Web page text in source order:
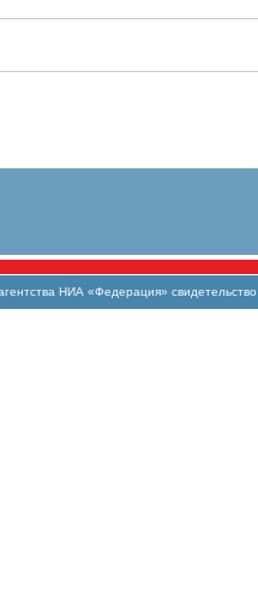
НИА «Федерация»